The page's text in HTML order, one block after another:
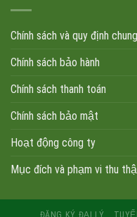
Chính sách và quy định chung
Chính sách bảo hành
Chính sách thanh toán
Chính sách bảo mật
Hoạt động công ty
Mục đích và phạm vi thu
ĐĂNG KÝ ĐẠI LÝ